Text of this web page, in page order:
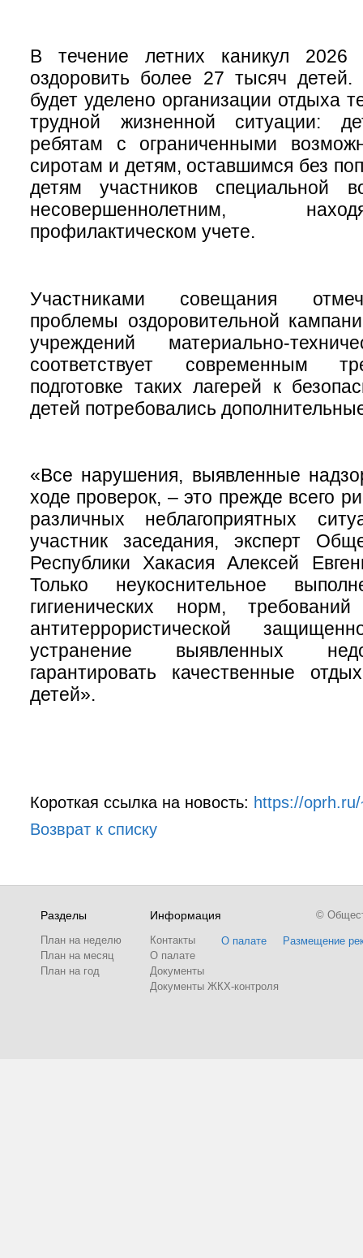
В течение летних каникул 2026
оздоровить более 27 тысяч
будет уделено организации отдыха
трудной жизненной ситуации:
ребятам с ограниченными
сиротам и детям, оставшимся без
детям участников специальной
несовершеннолетним,
профилактическом учете.
Участниками совещания
проблемы оздоровительной
учреждений материально-
соответствует современным
подготовке таких лагерей к
детей потребовались
«Все нарушения, выявленные
ходе проверок, – это прежде всего
различных неблагоприятных
участник заседания, эксперт
Республики Хакасия Алексей
Только неукоснительное
гигиенических норм,
антитеррористической
устранение выявленных
гарантировать качественные
детей».
Короткая ссылка на новость: https://
Возврат к списку
Разделы
План на неделю
План на месяц
План на год
Информация
Контакты
О палате
Документы
Документы ЖКХ-контроля
О палате Размещение
©